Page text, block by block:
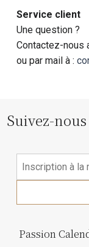
Service client
Une question ?
Contactez-nous
ou par mail à :
Suivez-
Passion